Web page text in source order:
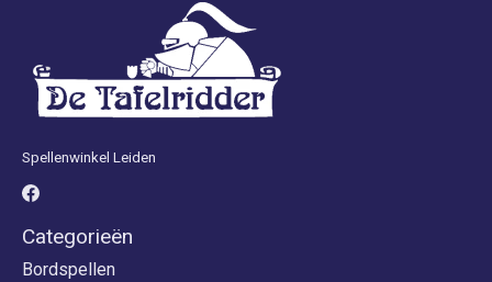
Spellenwinkel Leiden
Categorieën
Bordspellen